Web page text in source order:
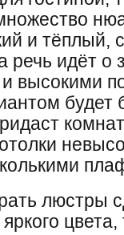
и тёплый,
идёт о
высокими
люстры
цвета,